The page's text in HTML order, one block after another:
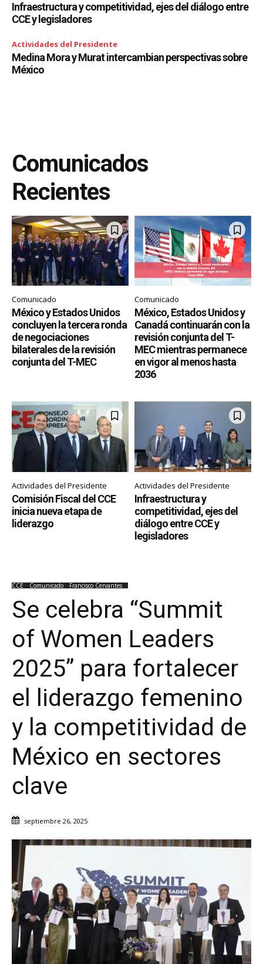
Infraestructura y competitividad, ejes del diálogo entre
CCE y legisladores
Actividades del Presidente
Medina Mora y Murat intercambian perspectivas sobre
México
Comunicados
Recientes
Comunicado
México y Estados Unidos
concluyen la tercera ronda
de negociaciones
bilaterales de la revisión
conjunta del T-MEC
Comunicado
México, Estados Unidos y
Canadá continuarán con la
revisión conjunta del T-
MEC mientras permanece
en vigor al menos hasta
2036
Actividades del Presidente
Comisión Fiscal del CCE
inicia nueva etapa de
liderazgo
Actividades del Presidente
Infraestructura y
competitividad, ejes del
diálogo entre CCE y
legisladores